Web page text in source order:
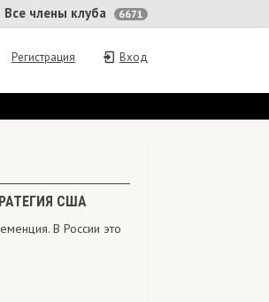
Все члены клуба 6671
Вход
Регистрация
США
В России это